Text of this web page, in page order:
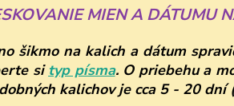
MIEN A DÁTUMU
šikmo na kalich a dátum
si typ písma. O priebehu a
kalichov je cca 5 - 20